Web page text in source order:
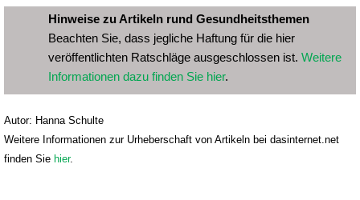
Hinweise zu Artikeln rund Gesundheitsthemen
Beachten Sie, dass jegliche Haftung für die hier
veröffentlichten Ratschläge ausgeschlossen ist. Weitere
Informationen dazu finden Sie hier.
Autor: Hanna Schulte
Weitere Informationen zur Urheberschaft von Artikeln bei dasinternet.net
finden Sie hier.